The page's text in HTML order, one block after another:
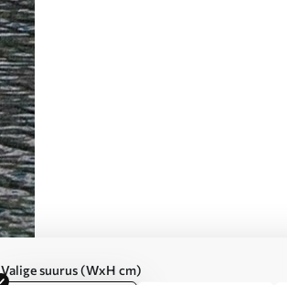
Valige suurus (WxH cm)